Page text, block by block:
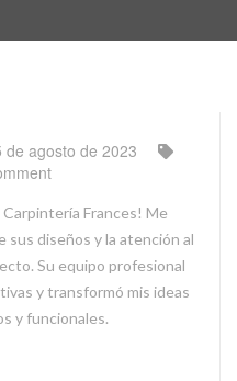
de agosto de 2023
Frances! Me
sus diseños y la atención al
Su equipo profesional
y transformó mis ideas
y funcionales.